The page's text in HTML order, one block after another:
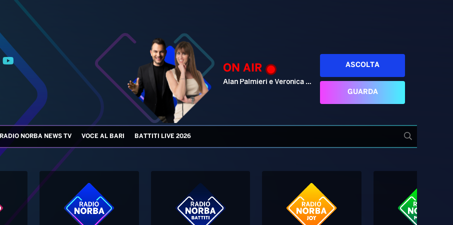
ON AIR
Alan Palmieri e Veronica Pellegrino
ASCOLTA
GUARDA
RADIO NORBA NEWS TV VOCE AL BARI BATTITI LIVE 2026